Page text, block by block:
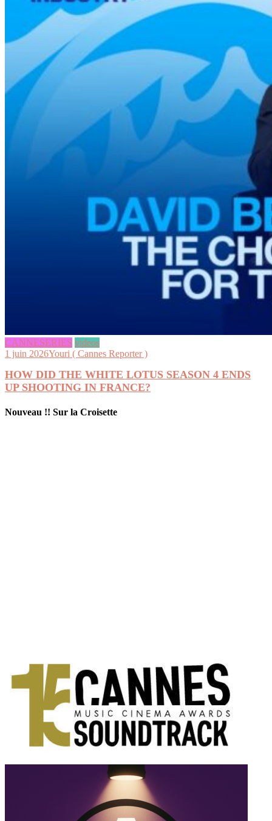
CANNESERIES videos
1 juin 2026Youri ( Cannes Reporter )
HOW DID THE WHITE LOTUS SEASON 4 ENDS
UP SHOOTING IN FRANCE?
Nouveau !! Sur la Croisette